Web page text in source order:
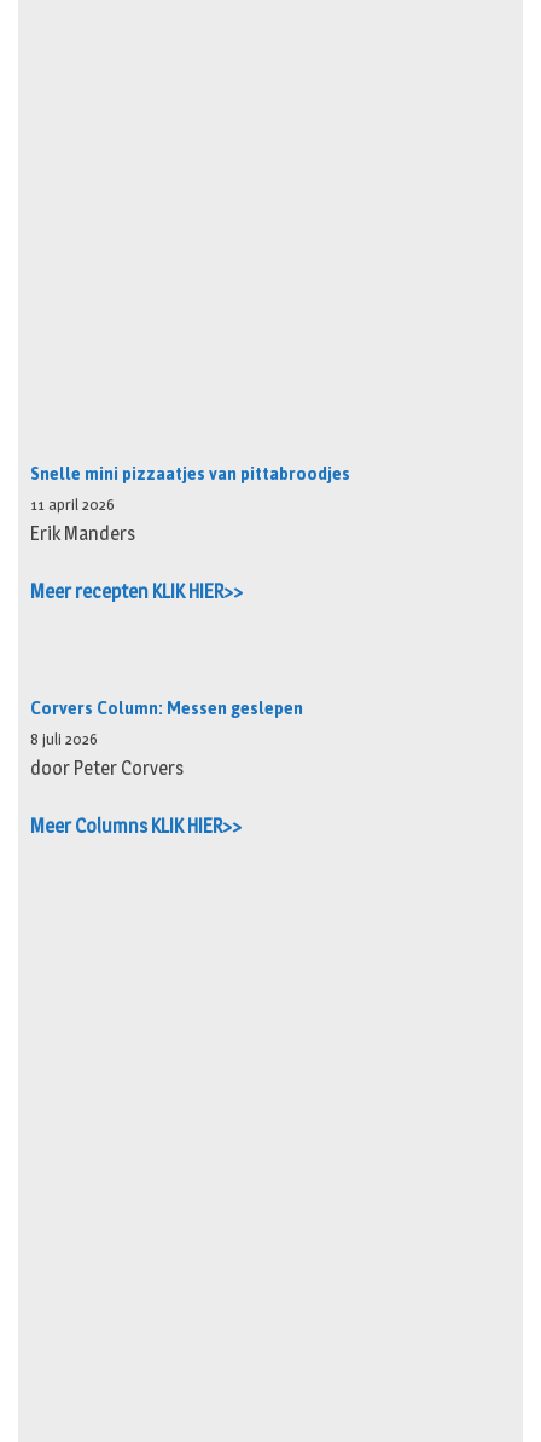
Snelle mini pizzaatjes van pittabroodjes
11 april 2026
Erik Manders
Meer recepten KLIK HIER>>
Corvers Column: Messen geslepen
8 juli 2026
door Peter Corvers
Meer Columns KLIK HIER>>